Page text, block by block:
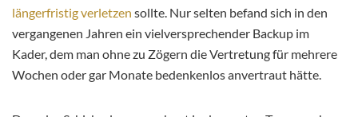
längerfristig verletzen sollte. Nur selten befand sich in den
vergangenen Jahren ein vielversprechender Backup im
Kader, dem man ohne zu Zögern die Vertretung für mehrere
Wochen oder gar Monate bedenkenlos anvertraut hätte.